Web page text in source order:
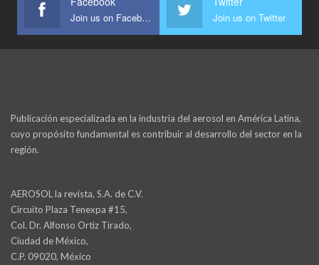
Join us on Facebook Join us on Twitter
Publicación especializada en la industria del aerosol en América Latina,
cuyo propósito fundamental es contribuir al desarrollo del sector en la
región.
AEROSOL la revista, S.A. de C.V.
Circuito Plaza Tenexpa #15,
Col. Dr. Alfonso Ortiz Tirado,
Ciudad de México,
C.P. 09020, México